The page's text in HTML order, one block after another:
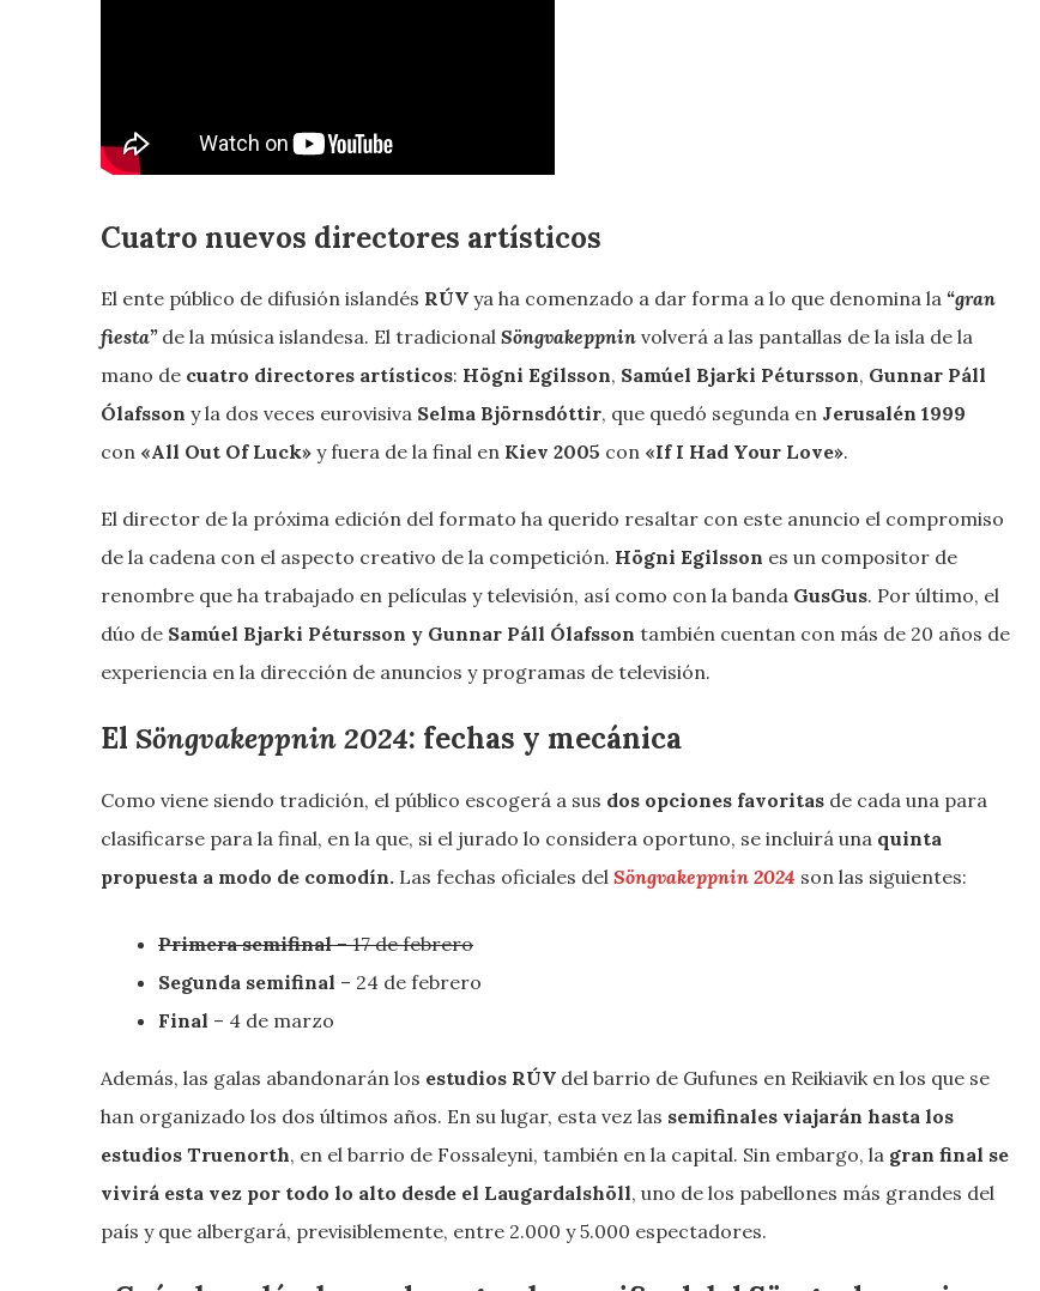
Cuatro nuevos directores artísticos
El ente público de difusión islandés RÚV ya ha comenzado a dar forma a lo que denomina la “gran
fiesta” de la música islandesa. El tradicional Söngvakeppnin volverá a las pantallas de la isla de la
mano de cuatro directores artísticos: Högni Egilsson, Samúel Bjarki Pétursson, Gunnar Páll
Ólafsson y la dos veces eurovisiva Selma Björnsdóttir, que quedó segunda en Jerusalén 1999
con «All Out Of Luck» y fuera de la final en Kiev 2005 con «If I Had Your Love».
El director de la próxima edición del formato ha querido resaltar con este anuncio el compromiso
de la cadena con el aspecto creativo de la competición. Högni Egilsson es un compositor de
renombre que ha trabajado en películas y televisión, así como con la banda GusGus. Por último, el
dúo de Samúel Bjarki Pétursson y Gunnar Páll Ólafsson también cuentan con más de 20 años de
experiencia en la dirección de anuncios y programas de televisión.
El Söngvakeppnin 2024: fechas y mecánica
Como viene siendo tradición, el público escogerá a sus dos opciones favoritas de cada una para
clasificarse para la final, en la que, si el jurado lo considera oportuno, se incluirá una quinta
propuesta a modo de comodín. Las fechas oficiales del Söngvakeppnin 2024 son las siguientes:
Primera semifinal– 17 de febrero
Segunda semifinal – 24 de febrero
Final – 4 de marzo
Además, las galas abandonarán los estudios RÚV del barrio de Gufunes en Reikiavik en los que se
han organizado los dos últimos años. En su lugar, esta vez las semifinales viajarán hasta los
estudios Truenorth, en el barrio de Fossaleyni, también en la capital. Sin embargo, la gran final se
vivirá esta vez por todo lo alto desde el Laugardalshöll, uno de los pabellones más grandes del
país y que albergará, previsiblemente, entre 2.000 y 5.000 espectadores.